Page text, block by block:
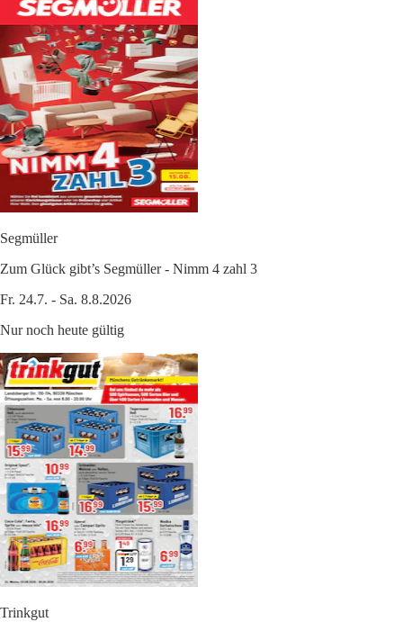
Segmüller
Zum Glück gibt’s Segmüller - Nimm 4 zahl 3
Fr. 24.7. - Sa. 8.8.2026
Nur noch heute gültig
Trinkgut